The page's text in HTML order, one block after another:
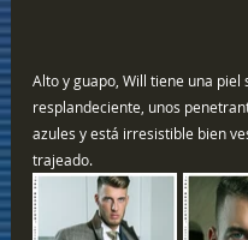
Alto y guapo, Will tiene una piel
resplandeciente, unos
azules y está irresistible bien
trajeado.